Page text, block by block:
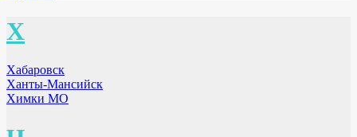
Х
Хабаровск
Ханты-Мансийск
Химки МО